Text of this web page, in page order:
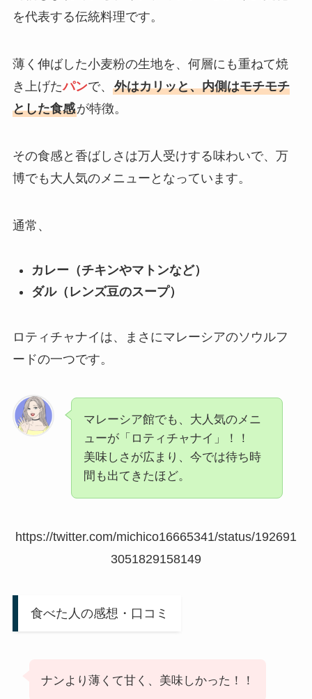
を代表する伝統料理です。
薄く伸ばした小麦粉の生地を、何層にも重ねて焼
き上げたパンで、 外はカリッと、内側はモチモチ
とした食感が特徴。
その食感と香ばしさは万人受けする味わいで、万
博でも大人気のメニューとなっています。
通常、
カレー（チキンやマトンなど）
ダル（レンズ豆のスープ）
ロティチャナイは、まさにマレーシアのソウルフ
ードの一つです。
マレーシア館でも、大人気のメニ
ューが「ロティチャナイ」！！
美味しさが広まり、今では待ち時
間も出てきたほど。
https://twitter.com/michico16665341/status/192691
3051829158149
食べた人の感想・口コミ
ナンより薄くて甘く、美味しかった！！